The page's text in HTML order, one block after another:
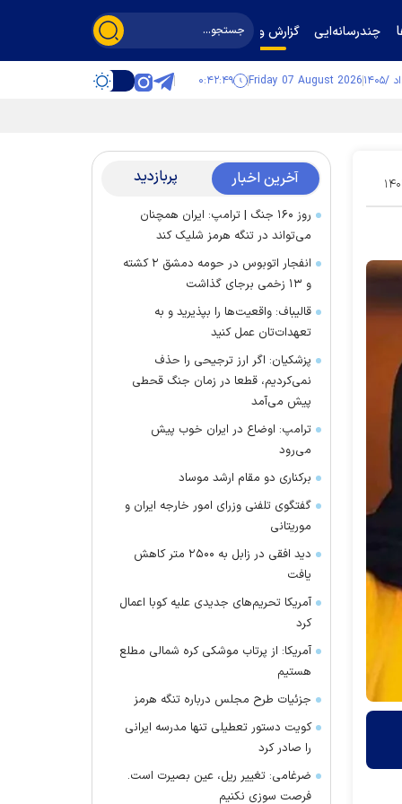
چندرسانه‌ایی گزارش و گفت‌وگو
Friday 07 August 2026 ۰:۴۲:۴۹
۲۷ آخرین اخبار پربازدید
روز ۱۶۰ جنگ | ترامپ: ایران همچنان
می‌تواند در تنگه هرمز شلیک کند
انفجار اتوبوس در حومه دمشق ۲ کشته
و ۱۳ زخمی برجای گذاشت
قالیباف: واقعیت‌ها را بپذیرید و به
تعهدات‌تان عمل کنید
پزشکیان: اگر ارز ترجیحی را حذف
نمی‌کردیم، قطعا در زمان جنگ قحطی
پیش می‌آمد
ترامپ: اوضاع در ایران خوب پیش
می‌رود
برکناری دو مقام ارشد موساد
گفتگوی تلفنی وزرای امور خارجه ایران و
موریتانی
دید افقی در زابل به ۲۵۰۰ متر کاهش
یافت
آمریکا تحریم‌های جدیدی علیه کوبا اعمال
کرد
آمریکا: از پرتاب موشکی کره شمالی مطلع
هستیم
جزئیات طرح مجلس درباره تنگه هرمز
کویت دستور تعطیلی تنها مدرسه ایرانی
را صادر کرد
ضرغامی: تغییر ریل، عین بصیرت است.
فرصت سوزی نکنیم